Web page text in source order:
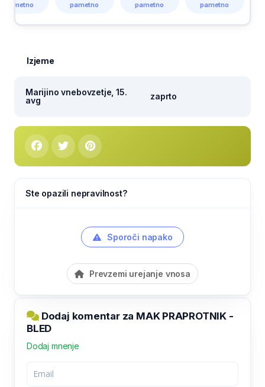
pametno
pametno
pametno
pametno
Izjeme
Marijino vnebovzetje, 15.
avg
zaprto
Ste opazili nepravilnost?
Sporoči napako
Prevzemi urejanje vnosa
Dodaj komentar za MAK PRAPROTNIK -
BLED
Dodaj mnenje